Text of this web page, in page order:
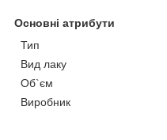
Основні атрибути
Тип
Вид лаку
Об`єм
Виробник